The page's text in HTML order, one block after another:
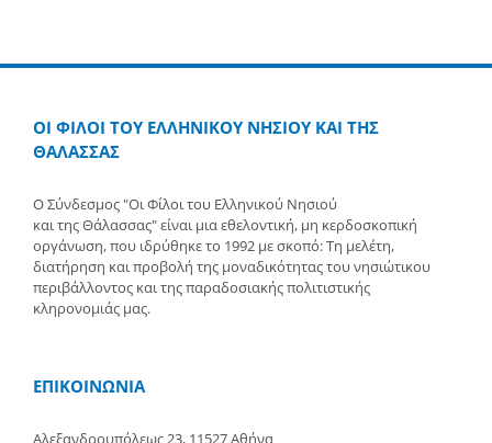
ΟΙ ΦΙΛΟΙ ΤΟΥ ΕΛΛΗΝΙΚΟΥ ΝΗΣΙΟΥ ΚΑΙ ΤΗΣ
ΘΑΛΑΣΣΑΣ
Ο Σύνδεσμος "Οι Φίλοι του Ελληνικού Νησιού
και της Θάλασσας" είναι μια εθελοντική, μη κερδοσκοπική
οργάνωση, που ιδρύθηκε το 1992 με σκοπό: Τη μελέτη,
διατήρηση και προβολή της μοναδικότητας του νησιώτικου
περιβάλλοντος και της παραδοσιακής πολιτιστικής
κληρονομιάς μας.
ΕΠΙΚΟΙΝΩΝΙΑ
Αλεξανδρουπόλεως 23, 11527 Αθήνα